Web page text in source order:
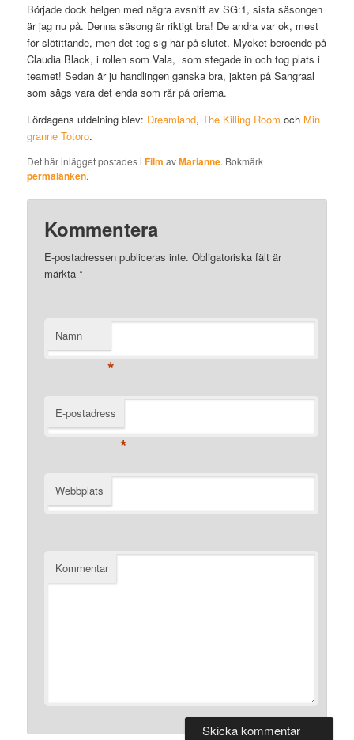
Började dock helgen med några avsnitt av SG:1, sista säsongen
är jag nu på. Denna säsong är riktigt bra! De andra var ok, mest
för slötittande, men det tog sig här på slutet. Mycket beroende på
Claudia Black, i rollen som Vala, som stegade in och tog plats i
teamet! Sedan är ju handlingen ganska bra, jakten på Sangraal
som sägs vara det enda som rår på orierna.
Lördagens utdelning blev: Dreamland,The Killing Room och Min
granne Totoro.
Det här inlägget postades iFilm avMarianne. Bokmärk
permalänken.
Kommentera
E-postadressen publiceras inte. Obligatoriska fält är
märkta*
Namn
*
E-postadress
*
Webbplats
Kommentar